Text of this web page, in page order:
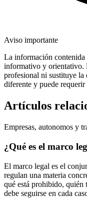
Aviso importante
La información contenida
informativo y orientativo.
profesional ni sustituye la
diferente y puede
Artículos
Empresas, autonomos y
¿Qué es el marco
El marco legal es el
regulan una materia
qué está prohibido, quién
debe seguirse en cada